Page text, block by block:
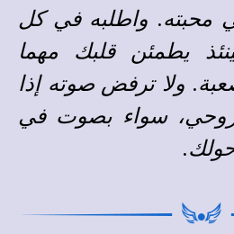
محبته. واطلبه في كل
يطمئن قلبك مهما
ولا ترفض صوته إذا
سواء بصوت في